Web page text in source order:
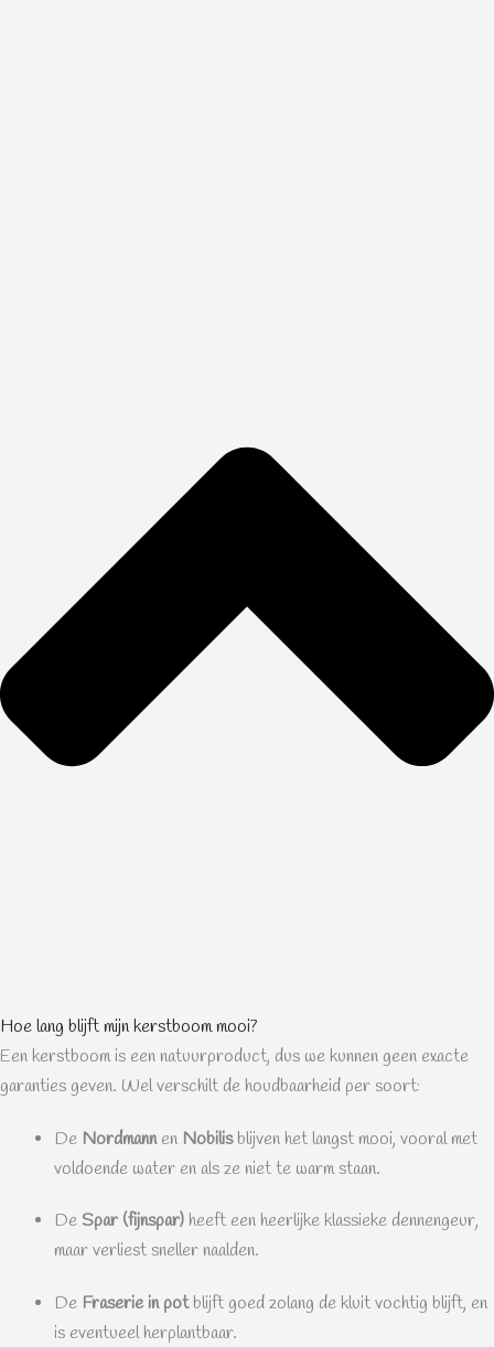
Hoe lang blijft mijn kerstboom mooi?
Een kerstboom is een natuurproduct, dus we kunnen geen exacte
garanties geven. Wel verschilt de houdbaarheid per soort:
De Nordmannen Nobilisblijven het langst mooi, vooral met
voldoende water en als ze niet te warm staan.
De Spar (fijnspar) heeft een heerlijke klassieke dennengeur,
maar verliest sneller naalden.
De Fraserie in potblijft goed zolang de kluit vochtig blijft, en
is eventueel herplantbaar.